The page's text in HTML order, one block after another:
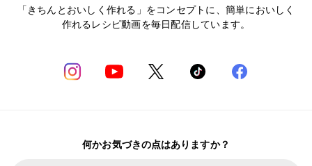
「きちんとおいしく作れる」をコンセプトに、簡単においしく
作れるレシピ動画を毎日配信しています。
何かお気づきの点はありますか？